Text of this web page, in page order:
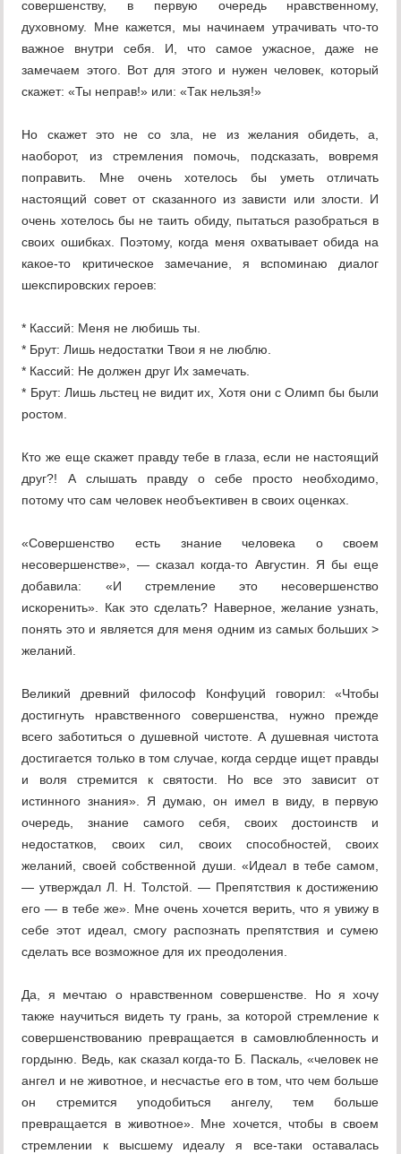
совершенству, в первую очередь нравственному,
духовному. Мне кажется, мы начинаем утрачивать что-то
важное внутри себя. И, что самое ужасное, даже не
замечаем этого. Вот для этого и нужен человек, который
скажет: «Ты неправ!» или: «Так нельзя!»
Но скажет это не со зла, не из желания обидеть, а,
наоборот, из стремления помочь, подсказать, вовремя
поправить. Мне очень хотелось бы уметь отличать
настоящий совет от сказанного из зависти или злости. И
очень хотелось бы не таить обиду, пытаться разобраться в
своих ошибках. Поэтому, когда меня охватывает обида на
какое-то критическое замечание, я вспоминаю диалог
шекспировских героев:
* Кассий: Меня не любишь ты.
* Брут: Лишь недостатки Твои я не люблю.
* Кассий: Не должен друг Их замечать.
* Брут: Лишь льстец не видит их, Хотя они с Олимп бы были
ростом.
Кто же еще скажет правду тебе в глаза, если не настоящий
друг?! А слышать правду о себе просто необходимо,
потому что сам человек необъективен в своих оценках.
«Совершенство есть знание человека о своем
несовершенстве», — сказал когда-то Августин. Я бы еще
добавила: «И стремление это несовершенство
искоренить». Как это сделать? Наверное, желание узнать,
понять это и является для меня одним из самых больших >
желаний.
Великий древний философ Конфуций говорил: «Чтобы
достигнуть нравственного совершенства, нужно прежде
всего заботиться о душевной чистоте. А душевная чистота
достигается только в том случае, когда сердце ищет правды
и воля стремится к святости. Но все это зависит от
истинного знания». Я думаю, он имел в виду, в первую
очередь, знание самого себя, своих достоинств и
недостатков, своих сил, своих способностей, своих
желаний, своей собственной души. «Идеал в тебе самом,
— утверждал Л. Н. Толстой. — Препятствия к достижению
его — в тебе же». Мне очень хочется верить, что я увижу в
себе этот идеал, смогу распознать препятствия и сумею
сделать все возможное для их преодоления.
Да, я мечтаю о нравственном совершенстве. Но я хочу
также научиться видеть ту грань, за которой стремление к
совершенствованию превращается в самовлюбленность и
гордыню. Ведь, как сказал когда-то Б. Паскаль, «человек не
ангел и не животное, и несчастье его в том, что чем больше
он стремится уподобиться ангелу, тем больше
превращается в животное». Мне хочется, чтобы в своем
стремлении к высшему идеалу я все-таки оставалась